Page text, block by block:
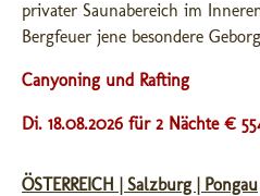
privater Saunabereich im
Bergfeuer jene besondere
Canyoning und Rafting
Di. 18.08.2026 für 2 Nächte €
ÖSTERREICH | Salzburg | Pongau